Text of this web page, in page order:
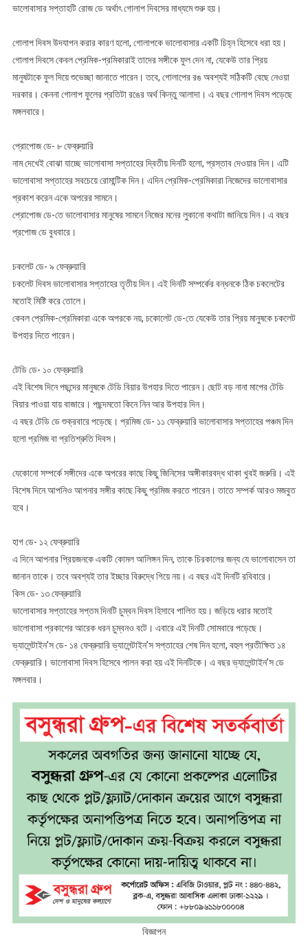
ভালোবাসার সপ্তাহটি রোজ ডে অর্থাৎ গোলাপ দিবসের মাধ্যমে শুরু হয়।
গোলাপ দিবস উদযাপন করার কারণ হলো, গোলাপকে ভালোবাসার একটি চিহ্ন হিসেবে ধরা হয়।
গোলাপ দিবসে কেবল প্রেমিক-প্রমিকারাই তাদের সঙ্গীকে ফুল দেন না, যেকেউ তার প্রিয়
মানুষটাকে ফুল দিয়ে শুভেচ্ছা জানাতে পারেন। তবে, গোলাপের রঙ অবশ্যই সঠিকটি বেছে নেওয়া
দরকার। কেননা গোলাপ ফুলের প্রতিটা রঙের অর্থ কিন্তু আলাদা। এ বছর গোলাপ দিবস পড়েছে
মঙ্গলবারে।
প্রোপোজ ডে- ৮ ফেব্রুয়ারি
নাম দেখেই বোঝা যাচ্ছে ভালোবাসা সপ্তাহের দ্বিতীয় দিনটি হলো, প্রস্তাব দেওয়ার দিন। এটি
ভালোবাসা সপ্তাহের সবচেয়ে রোমান্টিক দিন। এদিন প্রেমিক-প্রেমিকারা নিজেদের ভালোবাসার
প্রকাশ করেন একে অপরের সামনে।
প্রোপোজ ডে-তে ভালোবাসার মানুষের সামনে নিজের মনের লুকানো কথাটা জানিয়ে দিন। এ বছর
প্রপোজ ডে বুধবারে।
চকলেট ডে- ৯ ফেব্রুয়ারি
চকলেট দিবস ভালোবাসার সপ্তাহের তৃতীয় দিন। এই দিনটি সম্পর্কের বন্ধনকে ঠিক চকলেটের
মতোই মিষ্টি করে তোলে।
কেবল প্রেমিক-প্রেমিকারা একে অপরকে নয়, চকোলেট ডে-তে যেকেউ তার প্রিয় মানুষকে চকলেট
উপহার দিতে পারেন।
টেডি ডে- ১০ ফেব্রুয়ারি
এই বিশেষ দিনে পছন্দের মানুষকে টেডি বিয়ার উপহার দিতে পারেন। ছোট বড় নানা মাপের টেডি
বিয়ার পাওয়া যায় বাজারে। পছন্দমতো কিনে নিন আর উপহার দিন।
এ বছর টেডি ডে শুক্রবারে পড়েছে। প্রমিজ ডে- ১১ ফেব্রুয়ারি ভালোবাসার সপ্তাহের পঞ্চম দিন
হলো প্রমিজ বা প্রতিশ্রুতি দিবস।
যেকোনো সম্পর্কে সঙ্গীদের একে অপরের কাছে কিছু জিনিসের অঙ্গীকারবদ্ধ থাকা খুবই জরুরি। এই
বিশেষ দিনে আপনিও আপনার সঙ্গীর কাছে কিছু প্রমিজ করতে পারেন। তাতে সম্পর্ক আরও মজবুত
হবে।
হাগ ডে- ১২ ফেব্রুয়ারি
এ দিনে আপনার প্রিয়জনকে একটি কোমল আলিঙ্গন দিন, তাকে চিরকালের জন্য যে ভালোবাসেন তা
জানান তাকে। তবে অবশ্যই তার ইচ্ছার বিরুদ্ধে গিয়ে নয়। এ বছর এই দিনটি রবিবারে।
কিস ডে- ১৩ ফেব্রুয়ারি
ভালোবাসার সপ্তাহের সপ্তম দিনটি চুম্বন দিবস হিসাবে পালিত হয়। জড়িয়ে ধরার মতোই
ভালোবাসা প্রকাশের আরেক ধরন চুম্বনও বটে। এবারে এই দিনটি সোমবারে পড়েছে।
ভ্যালেন্টাইন’স ডে- ১৪ ফেব্রুয়ারি ভ্যালেন্টাইন’স সপ্তাহের শেষ দিন হলো, বহুল প্রতীক্ষিত ১৪
ফেব্রুয়ারি। ভালোবাসা দিবস হিসেবে পালন করা হয় এই দিনটিকে। এ বছর ভ্যালেন্টাইন’স ডে
মঙ্গলবার।
বিজ্ঞাপন